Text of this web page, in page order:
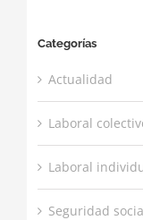
Categorías
Actualidad
Laboral
Laboral
Seguridad